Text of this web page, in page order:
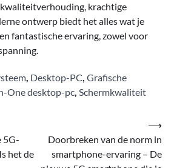
krachtige
ontwerp biedt het alles wat je
fantastische ervaring, zowel voor
, Desktop-PC, Grafische
One desktop-pc, Schermkwaliteit
5G-
het de
Doorbreken van de norm in
smartphone-ervaring – De
⟶